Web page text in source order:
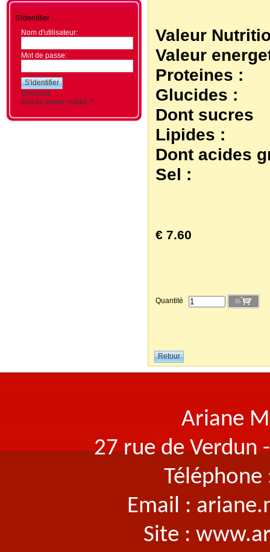
S'identifier
Nom d'utilisateur:
Mot de passe:
S'inscrire
Mot de passe oublié ?
Valeur
Valeur
Proteines :
Glucides :
Dont sucres
Lipides :
Dont acides
Sel :
€ 7.60
Quantité
Ariane
27 rue de Verdun
Email :
Site :